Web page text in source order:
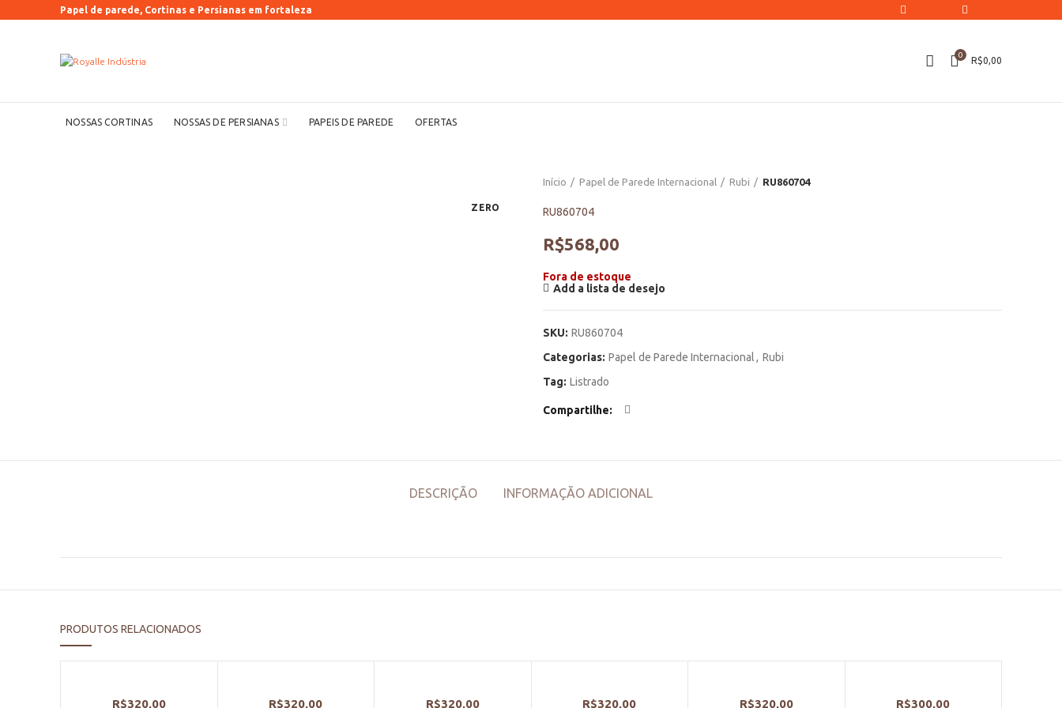
Papel de parede, Cortinas e Persianas em fortaleza
0
R$0,00
NOSSAS CORTINAS NOSSAS DE PERSIANAS PAPEIS DE PAREDE OFERTAS
ZERO
Início Papel de Parede Internacional Rubi RU860704
RU860704
R$568,00
Fora de estoque
Add a lista de desejo
SKU: RU860704
Categorias: Papel de Parede Internacional, Rubi
Tag: Listrado
Compartilhe
DESCRIÇÃO INFORMAÇÃO ADICIONAL
PRODUTOS RELACIONADOS
R$320,00 R$320,00 R$320,00 R$320,00 R$320,00 R$300,00